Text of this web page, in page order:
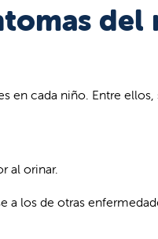
en cada niño. Entre
al orinar.
los de otras